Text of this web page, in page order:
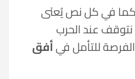
كما في كل نص يُعنَى
نتوقف عند الحرب
للتأمل فيأفق